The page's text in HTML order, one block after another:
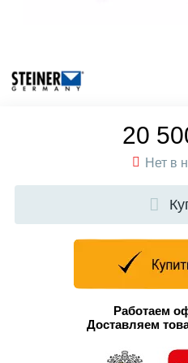
20
Нет в
Работаем
Доставляем